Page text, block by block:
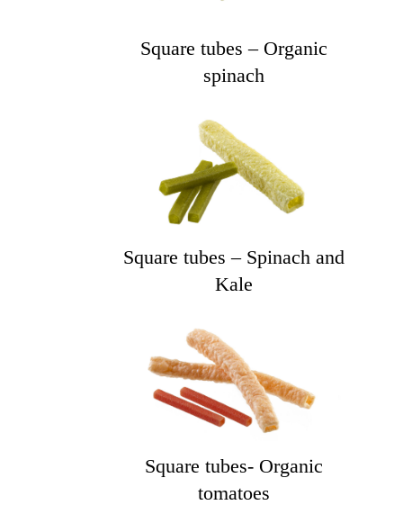
Square tubes – Organic
spinach
Square tubes – Spinach and
Kale
Square tubes- Organic
tomatoes